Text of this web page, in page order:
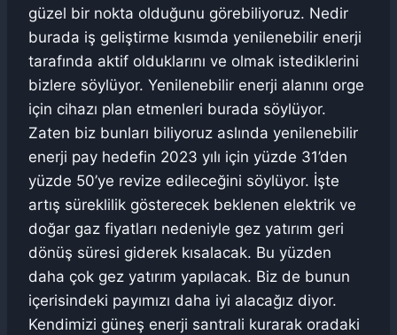
güzel bir nokta olduğunu görebiliyoruz. Nedir
burada iş geliştirme kısımda yenilenebilir enerji
tarafında aktif olduklarını ve olmak istediklerini
bizlere söylüyor. Yenilenebilir enerji alanını orge
için cihazı plan etmenleri burada söylüyor.
Zaten biz bunları biliyoruz aslında yenilenebilir
enerji pay hedefin 2023 yılı için yüzde 31’den
yüzde 50’ye revize edileceğini söylüyor. İşte
artış süreklilik gösterecek beklenen elektrik ve
doğar gaz fiyatları nedeniyle gez yatırım geri
dönüş süresi giderek kısalacak. Bu yüzden
daha çok gez yatırım yapılacak. Biz de bunun
içerisindeki payımızı daha iyi alacağız diyor.
Kendimizi güneş enerji santrali kurarak oradaki